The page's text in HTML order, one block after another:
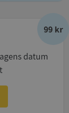
99 kr
datum